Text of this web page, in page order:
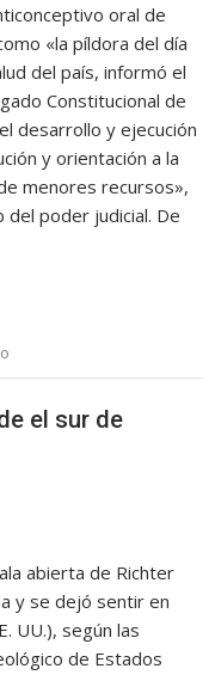
oral de
«la píldora del día
del país, informó el
Constitucional de
desarrollo y ejecución
y orientación a la
menores recursos»,
del poder judicial. De
el sur de
abierta de Richter
y se dejó sentir en
UU.), según las
de Estados